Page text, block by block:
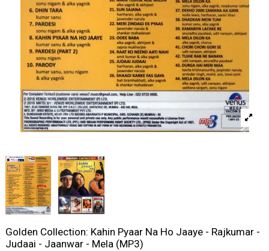
Golden Collection: Kahin Pyaar Na Ho Jaaye - Rajkumar -
Judaai - Jaanwar - Mela (MP3)